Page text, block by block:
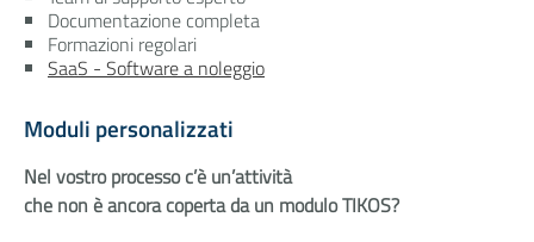
Documentazione completa
Formazioni regolari
SaaS - Software a noleggio
Moduli personalizzati
Nel vostro processo c’è un’attività
che non è ancora coperta da un modulo TIKOS?